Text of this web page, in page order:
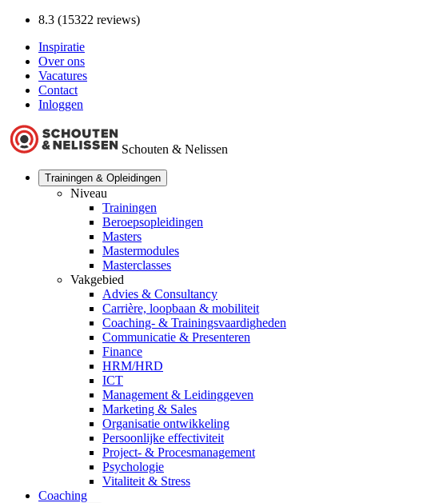
8.3 (15322 reviews)
Inspiratie
Over ons
Vacatures
Contact
Inloggen
Schouten & Nelissen
Trainingen & Opleidingen
Niveau
Trainingen
Beroepsopleidingen
Masters
Mastermodules
Masterclasses
Vakgebied
Advies & Consultancy
Carrière, loopbaan & mobiliteit
Coaching- & Trainingsvaardigheden
Communicatie & Presenteren
Finance
HRM/HRD
ICT
Management & Leidinggeven
Marketing & Sales
Organisatie ontwikkeling
Persoonlijke effectiviteit
Project- & Procesmanagement
Psychologie
Vitaliteit & Stress
Coaching